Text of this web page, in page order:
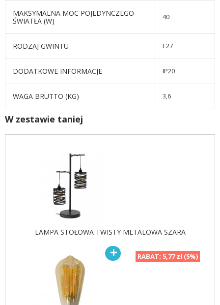
MAKSYMALNA MOC POJEDYNCZEGO
ŚWIATŁA (W)
40
RODZAJ GWINTU E27
DODATKOWE INFORMACJE IP20
WAGA BRUTTO (KG) 3,6
LAMPA PODŁOGOWA 150
CM TWISTY METALOWA
W zestawie taniej
LAMPA STOŁOWA TWISTY METALOWA SZARA
RABAT: 5,77 zł (5%)